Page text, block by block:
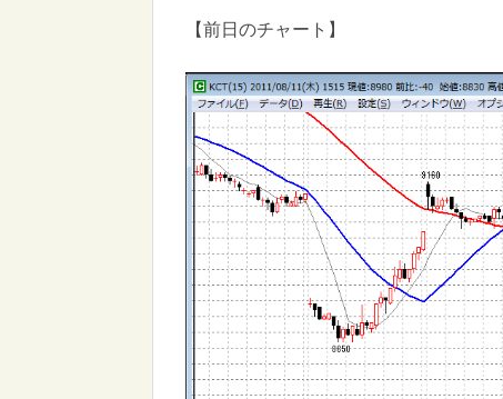
【前日のチャート】